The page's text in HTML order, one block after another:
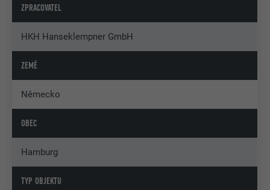
ZPRACOVATEL
HKH Hanseklempner GmbH
ZEMĚ
Německo
OBEC
Hamburg
TYP OBJEKTU